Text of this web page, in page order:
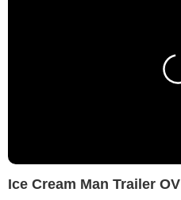
Ice Cream Man Trailer OV